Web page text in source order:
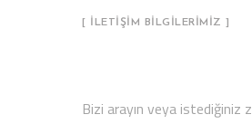
[ İLETİŞİM BİLGİLERİMİZ ]
Bizi arayın veya istediğiniz